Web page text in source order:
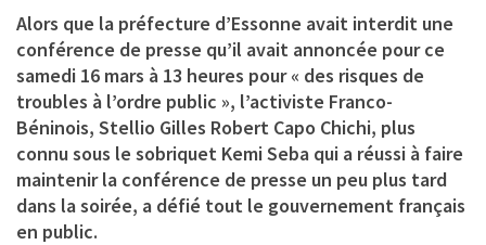
Alors que la préfecture d’Essonne avait interdit une
conférence de presse qu’il avait annoncée pour ce
samedi 16 mars à 13 heures pour « des risques de
troubles à l’ordre public », l’activiste Franco-
Béninois, Stellio Gilles Robert Capo Chichi, plus
connu sous le sobriquet Kemi Seba qui a réussi à faire
maintenir la conférence de presse un peu plus tard
dans la soirée, a défié tout le gouvernement français
en public.